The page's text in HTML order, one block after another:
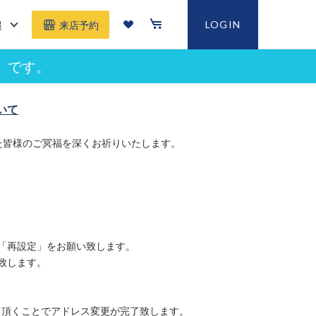
来店予約 LOGIN
す。
て
様のご冥福を深くお祈りいたします。
設定」をお願い致します。
ます。
ことでアドレス変更が完了致します。